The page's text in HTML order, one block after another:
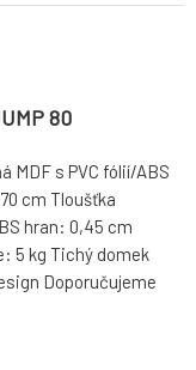
80
MDF s PVC fólií/ABS
cm Tloušťka
hran: 0,45 cm
5 kg Tichý domek
Doporučujeme